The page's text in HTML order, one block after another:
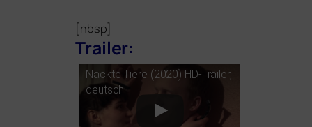
[nbsp]
Trailer:
Nackte Tiere (2020) HD-Trailer,
deutsch